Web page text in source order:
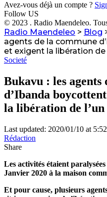
Avez-vous déjà un compte ?
Follow US
© 2023 . Radio Maendeleo.
Radio Maendeleo > Blog
agents de la commune
et exigent la libération de
Societé
Bukavu : les agents
d’Ibanda
la libération de l’un
Last updated: 2020/01/10 at
Rédaction
Share
Les activités étaient
Janvier 2020 à la maison
Et pour cause, plusieurs